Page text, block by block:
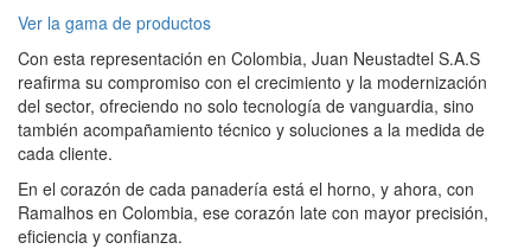
Ver la gama de productos
Con esta representación en Colombia, Juan Neustadtel S.A.S
reafirma su compromiso con el crecimiento y la modernización
del sector, ofreciendo no solo tecnología de vanguardia, sino
también acompañamiento técnico y soluciones a la medida de
cada cliente.
En el corazón de cada panadería está el horno, y ahora, con
Ramalhos en Colombia, ese corazón late con mayor precisión,
eficiencia y confianza.